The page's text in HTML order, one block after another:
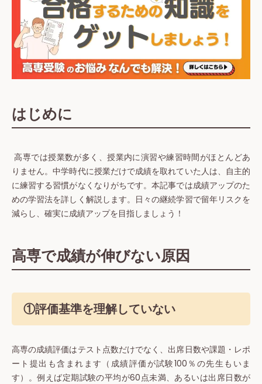
はじめに
高専では授業数が多く、授業内に演習や練習時間がほとんどあ
りません。中学時代に授業だけで成績を取れていた人は、自主的
に練習する習慣がなくなりがちです。本記事では成績アップのた
めの学習法を詳しく解説します。日々の継続学習で留年リスクを
減らし、確実に成績アップを目指しましょう！
高専で成績が伸びない原因
①評価基準を理解していない
高専の成績評価はテスト点数だけでなく、出席日数や課題・レポ
ート提出も含まれます（成績評価が試験100％の先生もいま
す）。例えば定期試験の平均が60点未満、あるいは出席日数が